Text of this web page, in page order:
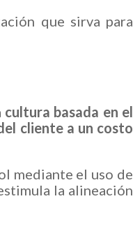
que sirva para
cultura basada en el
cliente a un costo
mediante el uso de
la alineación